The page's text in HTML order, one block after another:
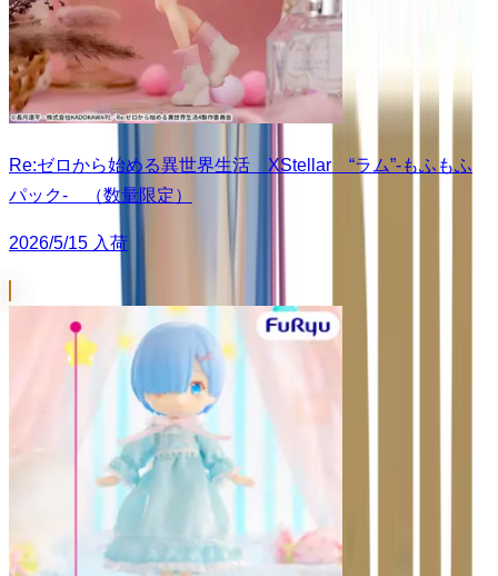
Re:ゼロから始める異世界生活 XStellar “ラム”-もふもふ
パック- （数量限定）
2026/5/15 入荷